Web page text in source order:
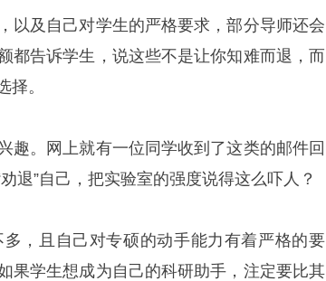
以及自己对学生的严格要求，部分导师还会
都告诉学生，说这些不是让你知难而退，而
择。
趣。网上就有一位同学收到了这类的邮件回
退”自己，把实验室的强度说得这么吓人？
，且自己对专硕的动手能力有着严格的要
果学生想成为自己的科研助手，注定要比其